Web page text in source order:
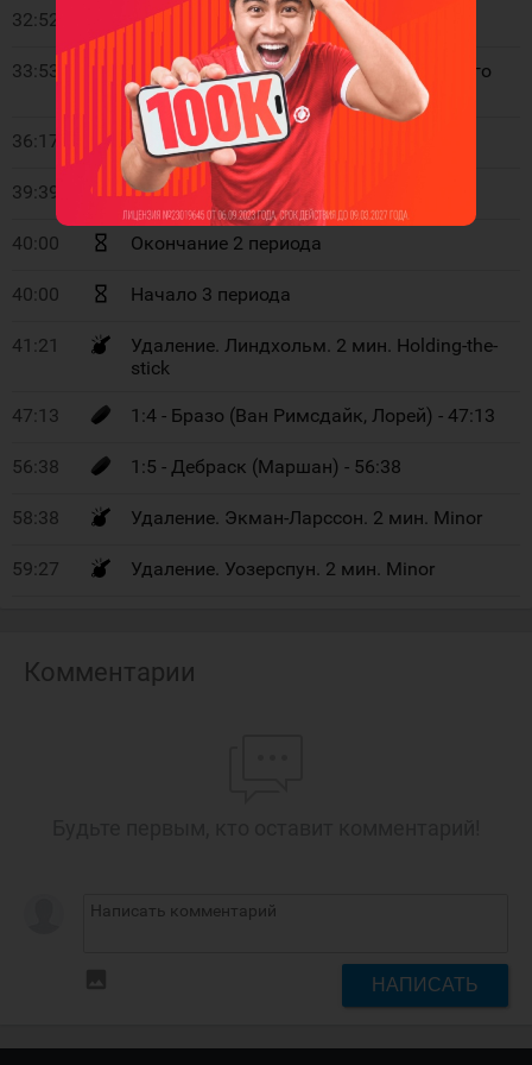
32:52 1:1 - Гики (Заха, Пастрняк) - 32:52
33:53
Удаление. 2 мин. Нарушение численного
состава
36:17 1:2 - Лорей (Уозерспун, Заха) - 36:17
39:39 1:3 - Карло (Койл, Фредерик) - 39:39
40:00 Окончание 2 периода
40:00 Начало 3 периода
41:21
Удаление. Линдхольм. 2 мин. Holding-the-
stick
47:13 1:4 - Бразо (Ван Римсдайк, Лорей) - 47:13
56:38 1:5 - Дебраск (Маршан) - 56:38
58:38 Удаление. Экман-Ларссон. 2 мин. Minor
59:27 Удаление. Уозерспун. 2 мин. Minor
Комментарии
НАПИСАТЬ